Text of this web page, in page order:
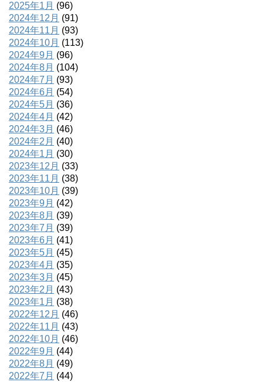
2025年1月 (96)
2024年12月 (91)
2024年11月 (93)
2024年10月 (113)
2024年9月 (96)
2024年8月 (104)
2024年7月 (93)
2024年6月 (54)
2024年5月 (36)
2024年4月 (42)
2024年3月 (46)
2024年2月 (40)
2024年1月 (30)
2023年12月 (33)
2023年11月 (38)
2023年10月 (39)
2023年9月 (42)
2023年8月 (39)
2023年7月 (39)
2023年6月 (41)
2023年5月 (45)
2023年4月 (35)
2023年3月 (45)
2023年2月 (43)
2023年1月 (38)
2022年12月 (46)
2022年11月 (43)
2022年10月 (46)
2022年9月 (44)
2022年8月 (49)
2022年7月 (44)